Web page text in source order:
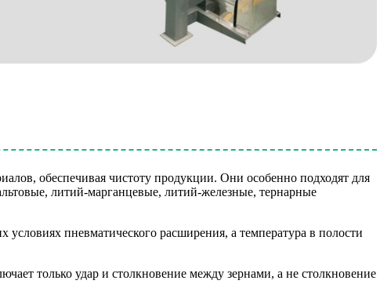
обеспечивая чистоту продукции. Они особенно подходят для
литий-марганцевые, литий-железные, тернарные
пневматического расширения, а температура в полости
только удар и столкновение между зернами, а не столкновение